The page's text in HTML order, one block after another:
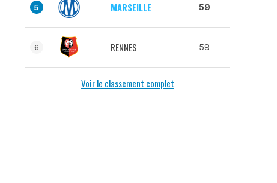
5 MARSEILLE 59
6 RENNES 59
Voir le classement complet